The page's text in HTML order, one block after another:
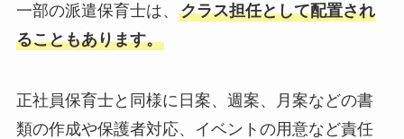
一部の派遣保育士は、 クラス担任として配置され
ることもあります。
正社員保育士と同様に日案、週案、月案などの書
類の作成や保護者対応、イベントの用意など責任